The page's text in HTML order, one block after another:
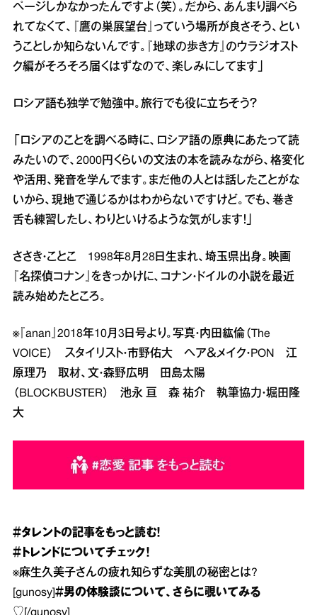
ページしかなかったんですよ（笑）。だから、あんまり調べら
れてなくて、『鷹の巣展望台』っていう場所が良さそう、とい
うことしか知らないんです。『地球の歩き方』のウラジオスト
ク編がそろそろ届くはずなので、楽しみにしてます」
ロシア語も独学で勉強中。旅行でも役に立ちそう？
「ロシアのことを調べる時に、ロシア語の原典にあたって読
みたいので、2000円くらいの文法の本を読みながら、格変化
や活用、発音を学んでます。まだ他の人とは話したことがな
いから、現地で通じるかはわからないですけど。でも、巻き
舌も練習したし、わりといけるような気がします！」
ささき・ことこ 1998年8月28日生まれ、埼玉県出身。映画
『名探偵コナン』をきっかけに、コナン・ドイルの小説を最近
読み始めたところ。
※『anan』2018年10月3日号より。写真・内田紘倫（The
VOICE） スタイリスト・市野佑大 ヘア＆メイク・PON 江
原理乃 取材、文・森野広明 田島太陽
（BLOCKBUSTER） 池永 亘 森 祐介 執筆協力・堀田隆
大
＃タレントの記事をもっと読む！
＃トレンドについてチェック！
※麻生久美子さんの疲れ知らずな美肌の秘密とは?
[gunosy] ＃男の体験談について、さらに覗いてみる
♡ [/gunosy]